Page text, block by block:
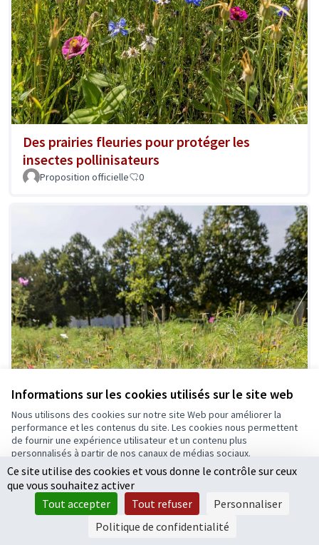
Informations sur les cookies utilisés sur le site web
Nous utilisons des cookies sur notre site Web pour améliorer la
performance et les contenus du site. Les cookies nous permettent
de fournir une expérience utilisateur et un contenu plus
personnalisés à partir de nos canaux de médias sociaux.
Tout accepter
Accepter seulement les cookies essentiels
Paramètres
Des prairies fleuries pour protéger les
insectes pollinisateurs
Proposition officielle 0
Ce site utilise des cookies et vous donne le contrôle sur ceux
que vous souhaitez activer
Tout accepter
Tout refuser
Personnaliser
Politique de confidentialité